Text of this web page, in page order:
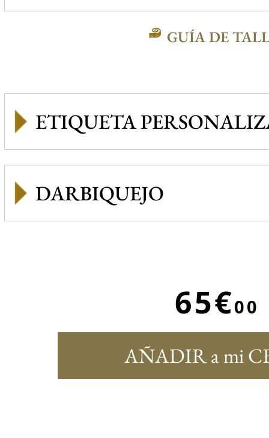
GUÍA DE
ETIQUETA
DARBIQUEJO
65€00
AÑADIR a mi